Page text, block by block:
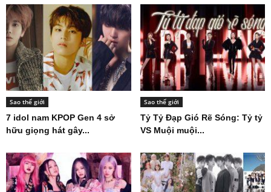
Sao thế giới
7 idol nam KPOP Gen 4 sở
hữu giọng hát gây...
Sao thế giới
Tỷ Tỷ Đạp Gió Rẽ Sóng: Tỷ tỷ
VS Muội muội...